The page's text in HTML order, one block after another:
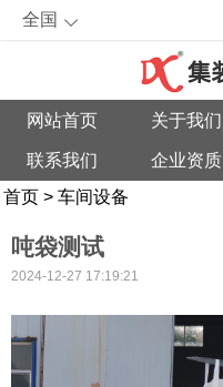
全国
网站首页 关于我们
联系我们 企业资质
首页 > 车间设备
吨袋测试
2024-12-27 17:19:21